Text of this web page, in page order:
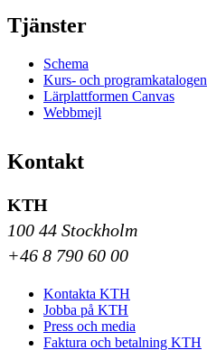
Tjänster
Schema
Kurs- och programkatalogen
Lärplattformen Canvas
Webbmejl
Kontakt
KTH
100 44 Stockholm
+46 8 790 60 00
Kontakta KTH
Jobba på KTH
Press och media
Faktura och betalning KTH